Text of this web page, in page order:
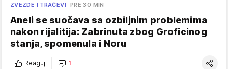
ZVEZDE I TRAČEVI PRE 30 MIN
Aneli se suočava sa ozbiljnim problemima
nakon rijalitija: Zabrinuta zbog Groficinog
stanja, spomenula i Noru
Reaguj 1